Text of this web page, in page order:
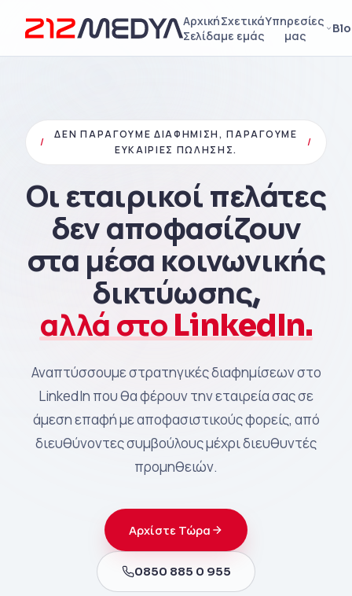
Αρχική
Σελίδα
Σχετικά
με εμάς
Υπηρεσίες
μας
/
ΔΕΝ ΠΑΡΆΓΟΥΜΕ ΔΙΑΦΉΜΙΣΗ, ΠΑΡΆΓΟΥΜΕ
ΕΥΚΑΙΡΊΕΣ ΠΏΛΗΣΗΣ.
/
Οι εταιρικοί πελάτες
δεν αποφασίζουν
στα μέσα κοινωνικής
δικτύωσης,
αλλά στο LinkedIn.
Αναπτύσσουμε στρατηγικές διαφημίσεων στο
LinkedIn που θα φέρουν την εταιρεία σας σε
άμεση επαφή με αποφασιστικούς φορείς, από
διευθύνοντες συμβούλους μέχρι διευθυντές
προμηθειών.
Αρχίστε Τώρα
0850 885 0 955